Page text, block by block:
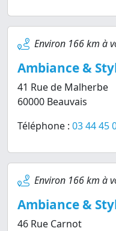
Environ 166 km à
Ambiance &
41 Rue de Malherbe
60000 Beauvais
Téléphone : 03 44 45
Environ 166 km à
Ambiance &
46 Rue Carnot